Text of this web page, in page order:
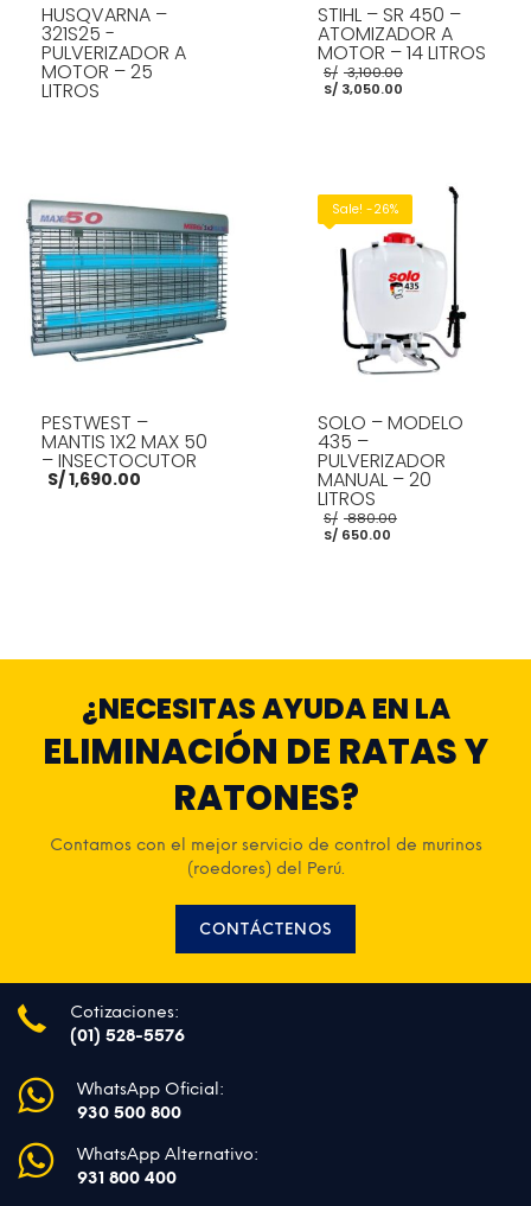
HUSQVARNA –
321S25 -
PULVERIZADOR A
MOTOR – 25
LITROS
LEER MÁS
STIHL – SR 450 –
ATOMIZADOR A
MOTOR – 14 LITROS
S/ 3,100.00
S/3,050.00
AÑADIR AL CARRITO
PESTWEST –
MANTIS 1X2 MAX 50
– INSECTOCUTOR
S/1,690.00
Sale! -26%
SOLO – MODELO
435 –
PULVERIZADOR
MANUAL – 20
LITROS
S/ 880.00
S/650.00
¿NECESITAS AYUDA EN LA
ELIMINACIÓN DE RATAS Y
RATONES?
Contamos con el mejor servicio de control de murinos
(roedores) del Perú.
CONTÁCTENOS
Cotizaciones:
(01) 528-5576
WhatsApp Oficial:
930 500 800
WhatsApp Alternativo:
931 800 400